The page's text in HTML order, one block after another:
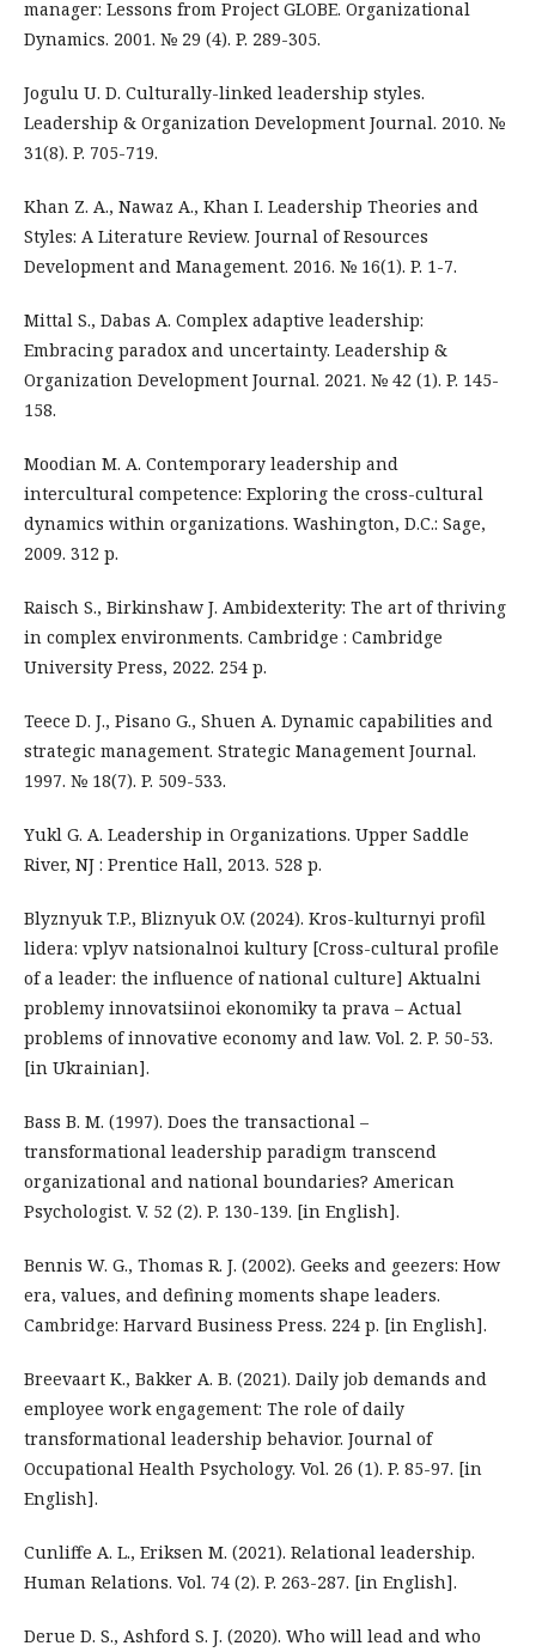
manager: Lessons from Project GLOBE. Organizational
Dynamics. 2001. № 29 (4). P. 289-305.
Jogulu U. D. Culturally-linked leadership styles.
Leadership & Organization Development Journal. 2010. №
31(8). P. 705-719.
Khan Z. A., Nawaz A., Khan I. Leadership Theories and
Styles: A Literature Review. Journal of Resources
Development and Management. 2016. № 16(1). P. 1-7.
Mittal S., Dabas A. Complex adaptive leadership:
Embracing paradox and uncertainty. Leadership &
Organization Development Journal. 2021. № 42 (1). P. 145-
158.
Moodian M. A. Contemporary leadership and
intercultural competence: Exploring the cross-cultural
dynamics within organizations. Washington, D.C.: Sage,
2009. 312 p.
Raisch S., Birkinshaw J. Ambidexterity: The art of thriving
in complex environments. Cambridge : Cambridge
University Press, 2022. 254 p.
Teece D. J., Pisano G., Shuen A. Dynamic capabilities and
strategic management. Strategic Management Journal.
1997. № 18(7). P. 509-533.
Yukl G. A. Leadership in Organizations. Upper Saddle
River, NJ : Prentice Hall, 2013. 528 p.
Blyznyuk T.P., Bliznyuk O.V. (2024). Kros-kulturnyi profil
lidera: vplyv natsionalnoi kultury [Cross-cultural profile
of a leader: the influence of national culture] Aktualni
problemy innovatsiinoi ekonomiky ta prava – Actual
problems of innovative economy and law. Vol. 2. P. 50-53.
[in Ukrainian].
Bass B. M. (1997). Does the transactional –
transformational leadership paradigm transcend
organizational and national boundaries? American
Psychologist. V. 52 (2). P. 130-139. [in English].
Bennis W. G., Thomas R. J. (2002). Geeks and geezers: How
era, values, and defining moments shape leaders.
Cambridge: Harvard Business Press. 224 p. [in English].
Breevaart K., Bakker A. B. (2021). Daily job demands and
employee work engagement: The role of daily
transformational leadership behavior. Journal of
Occupational Health Psychology. Vol. 26 (1). P. 85-97. [in
English].
Cunliffe A. L., Eriksen M. (2021). Relational leadership.
Human Relations. Vol. 74 (2). P. 263-287. [in English].
Derue D. S., Ashford S. J. (2020). Who will lead and who